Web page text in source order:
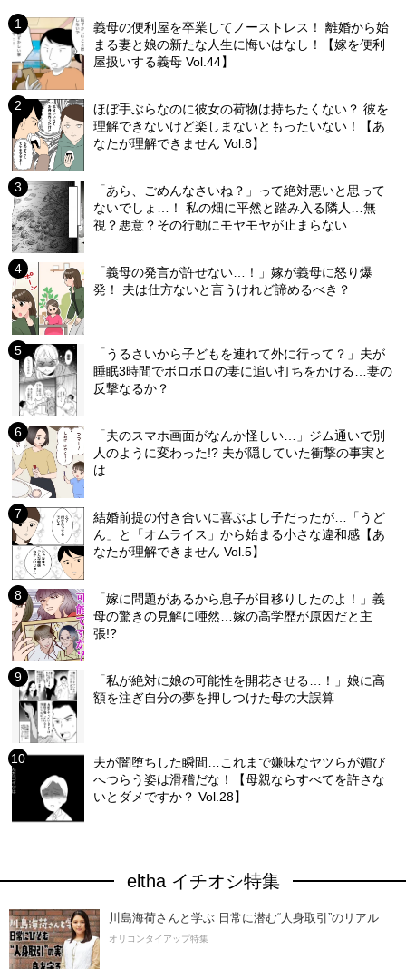
義母の便利屋を卒業してノーストレス！ 離婚から始
まる妻と娘の新たな人生に悔いはなし！【嫁を便利
屋扱いする義母 Vol.44】
ほぼ手ぶらなのに彼女の荷物は持ちたくない？ 彼を
理解できないけど楽しまないともったいない！【あ
なたが理解できません Vol.8】
「あら、ごめんなさいね？」って絶対悪いと思って
ないでしょ…！ 私の畑に平然と踏み入る隣人…無
視？悪意？その行動にモヤモヤが止まらない
「義母の発言が許せない…！」嫁が義母に怒り爆
発！ 夫は仕方ないと言うけれど諦めるべき？
「うるさいから子どもを連れて外に行って？」夫が
睡眠3時間でボロボロの妻に追い打ちをかける…妻の
反撃なるか？
「夫のスマホ画面がなんか怪しい…」ジム通いで別
人のように変わった!? 夫が隠していた衝撃の事実と
は
結婚前提の付き合いに喜ぶよし子だったが…「うど
ん」と「オムライス」から始まる小さな違和感【あ
なたが理解できません Vol.5】
「嫁に問題があるから息子が目移りしたのよ！」義
母の驚きの見解に唖然…嫁の高学歴が原因だと主
張!?
「私が絶対に娘の可能性を開花させる…！」娘に高
額を注ぎ自分の夢を押しつけた母の大誤算
夫が闇堕ちした瞬間…これまで嫌味なヤツらが媚び
へつらう姿は滑稽だな！【母親ならすべてを許さな
いとダメですか？ Vol.28】
eltha イチオシ特集
川島海荷さんと学ぶ 日常に潜む“人身取引”のリアル
オリコンタイアップ特集